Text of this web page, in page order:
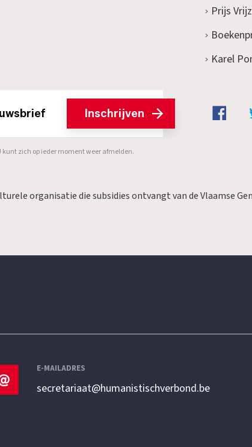
Prijs
Karel
Inschrijven
zich op ieder moment weer afmelden.
organisatie die subsidies ontvangt van de Vlaamse
E-MAILADRES
secretariaat@humanistischverbond.be